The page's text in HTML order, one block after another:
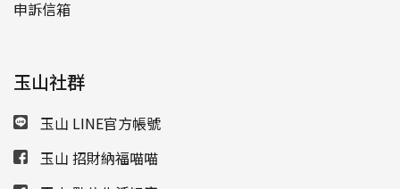
申訴信箱
玉山社群
玉山 LINE官方帳號
玉山 招財納福喵喵